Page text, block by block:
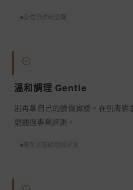
全成分透明公開
溫和調理 Gentle
別再拿自己的臉做實驗。在肌膚脆
更通過專業評測。
專業美容師功效評測